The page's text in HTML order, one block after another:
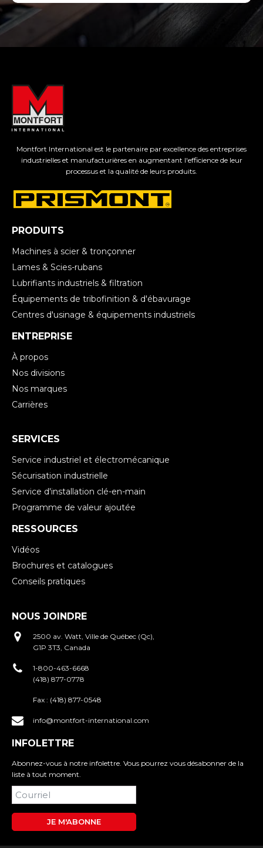
Montfort International est le partenaire par excellence des entreprises
industrielles et manufacturières en augmentant l'efficience de leur
processus et la qualité de leurs produits.
PRODUITS
Machines à scier & tronçonner
Lames & Scies-rubans
Lubrifiants industriels & filtration
Équipements de tribofinition & d'ébavurage
Centres d'usinage & équipements industriels
ENTREPRISE
À propos
Nos divisions
Nos marques
Carrières
SERVICES
Service industriel et électromécanique
Sécurisation industrielle
Service d'installation clé-en-main
Programme de valeur ajoutée
RESSOURCES
Vidéos
Brochures et catalogues
Conseils pratiques
NOUS JOINDRE
2500 av. Watt, Ville de Québec (Qc),
G1P 3T3, Canada
1-800-463-6668
(418) 877-0778
Fax : (418) 877-0548
info@montfort-international.com
INFOLETTRE
Abonnez-vous à notre infolettre. Vous pourrez vous désabonner de la
liste à tout moment.
JE M'ABONNE